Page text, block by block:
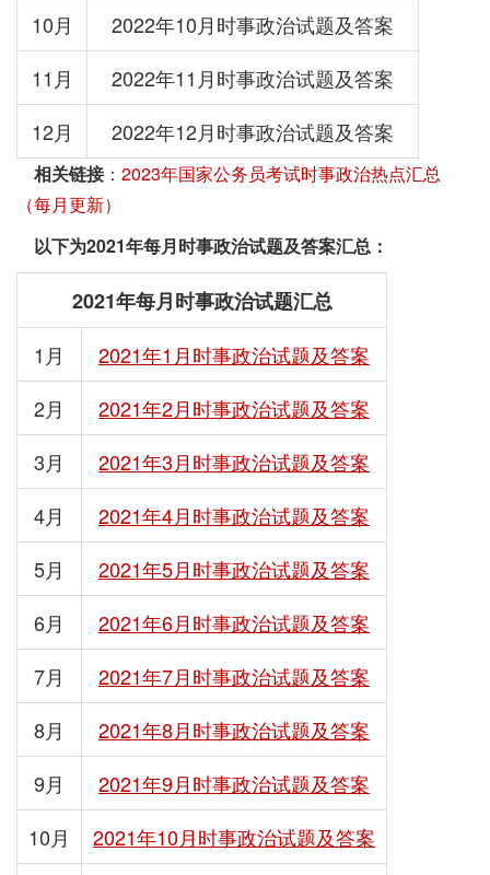
10月
2022年10月时事政治试题及答案
11月
2022年11月时事政治试题及答案
12月
2022年12月时事政治试题及答案
相关链接： 2023年国家公务员考试时事政治热点汇总
（每月更新）
以下为2021年每月时事政治试题及答案汇总 ：
2021年每月时事政治试题汇总
1月
2021年1月时事政治试题及答案
2月
2021年2月时事政治试题及答案
3月
2021年3月时事政治试题及答案
4月
2021年4月时事政治试题及答案
5月
2021年5月时事政治试题及答案
6月
2021年6月时事政治试题及答案
7月
2021年7月时事政治试题及答案
8月
2021年8月时事政治试题及答案
9月
2021年9月时事政治试题及答案
10月
2021年10月时事政治试题及答案